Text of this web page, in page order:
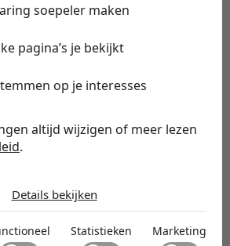
soepeler maken
pagina’s je bekijkt
op je interesses
altijd wijzigen of meer lezen
.
helpen een website bruikbaar te
Details bekijken
Statistieken Marketing
vacature
volledige
in de
app
deze vacature, maar
andere vacatures